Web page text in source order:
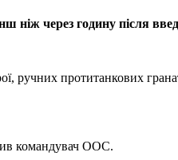
ніж через годину після
ручних протитанкових
командувач ООС.